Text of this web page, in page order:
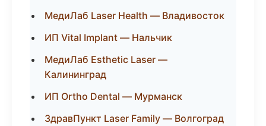
МедиЛаб Laser Health — Владивосток
ИП Vital Implant — Нальчик
МедиЛаб Esthetic Laser —
Калининград
ИП Ortho Dental — Мурманск
ЗдравПункт Laser Family — Волгоград